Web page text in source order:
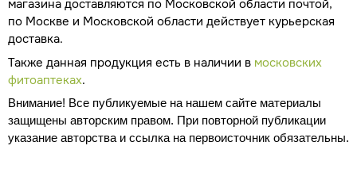
магазина доставляются по Московской области почтой,
по Москве и Московской области действует курьерская
доставка.
Также данная продукция есть в наличии в московских
фитоаптеках.
Внимание! Все публикуемые на нашем сайте материалы
защищены авторским правом. При повторной публикации
указание авторства и ссылка на первоисточник обязательны.